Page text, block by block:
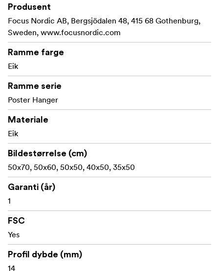
fengslende galleri.
Materiale: Eik
Laget med FSC®-sertifiserte materialer, lisenskode FSC-
C211920, er dette produktet et bærekraftig valg som
bidrar til å beskytte skogene våre.
Produsent
Focus Nordic AB, Bergsjödalen 48, 415 68 Gothenburg,
Sweden, www.focusnordic.com
Ramme farge
Eik
Ramme serie
Poster Hanger
Materiale
Eik
Bildestørrelse (cm)
50x70, 50x60, 50x50, 40x50, 35x50
Garanti (år)
1
FSC
Yes
Profil dybde (mm)
14